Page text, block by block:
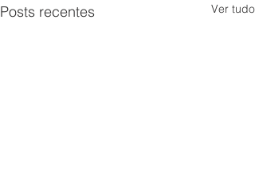
Posts recentes Ver tudo